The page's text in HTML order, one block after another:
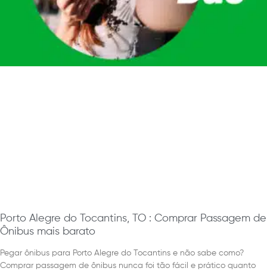
Porto Alegre do Tocantins, TO : Comprar Passagem de
Ônibus mais barato
Pegar ônibus para Porto Alegre do Tocantins e não sabe como?
Comprar passagem de ônibus nunca foi tão fácil e prático quanto